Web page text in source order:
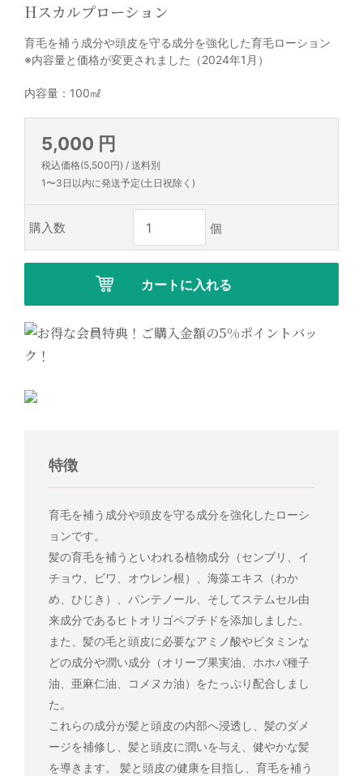
Hスカルプローション
育毛を補う成分や頭皮を守る成分を強化した育毛ローション
※内容量と価格が変更されました（2024年1月）
内容量：100㎖
5,000 円
税込価格(5,500円) / 送料別
1〜3日以内に発送予定(土日祝除く)
購入数
特徴
育毛を補う成分や頭皮を守る成分を強化したローシ
ョンです。
髪の育毛を補うといわれる植物成分（センブリ、イ
チョウ、ビワ、オウレン根）、海藻エキス（わか
め、ひじき）、パンテノール、そしてステムセル由
来成分であるヒトオリゴペプチドを添加しました。
また、髪の毛と頭皮に必要なアミノ酸やビタミンな
どの成分や潤い成分（オリーブ果実油、ホホバ種子
油、亜麻仁油、コメヌカ油）をたっぷり配合しまし
た。
これらの成分が髪と頭皮の内部へ浸透し、髪のダメ
ージを補修し、髪と頭皮に潤いを与え、健やかな髪
を導きます。 髪と頭皮の健康を目指し、育毛を補う